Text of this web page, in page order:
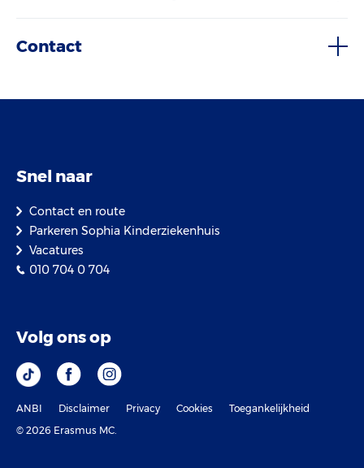
Contact
Snel naar
Contact en route
Parkeren Sophia Kinderziekenhuis
Vacatures
010 704 0 704
Volg ons op
ANBI Disclaimer Privacy Cookies
Toegankelijkheid
© 2026 Erasmus MC.